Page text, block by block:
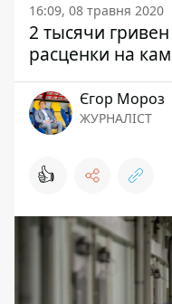
16:09, 08 травня 2020
2 тысячи
расценки на
Єгор Мороз
ЖУРНАЛІСТ
👍